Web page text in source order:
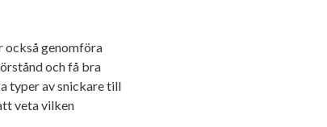
också genomföra
och få bra
typer av snickare till
veta vilken